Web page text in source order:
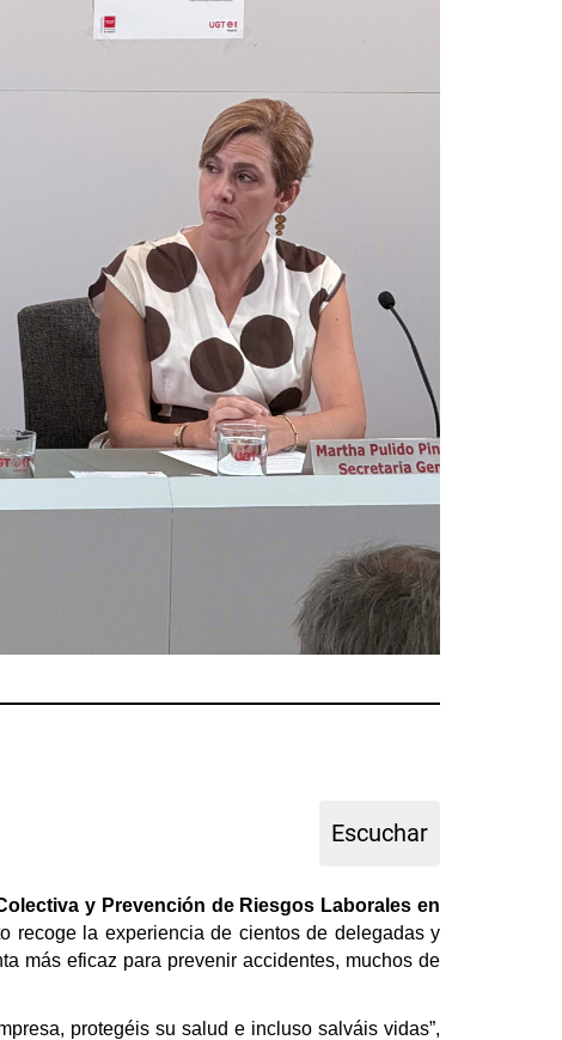
y Prevención de Riesgos Laborales en
recoge la experiencia de cientos de delegadas y
más eficaz para prevenir accidentes, muchos de
protegéis su salud e incluso salváis vidas”,